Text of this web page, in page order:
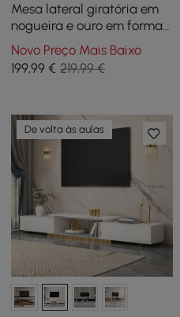
Mesa lateral giratória em
nogueira e ouro em forma
de C com armazenamento
Novo Preço Mais Baixo
199,99 € 219,99 €
De volta às aulas